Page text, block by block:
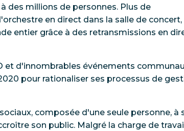
des millions de personnes. Plus de
en direct dans la salle de concert,
entier grâce à des retransmissions en
et d'innombrables événements
pour rationaliser ses processus de
composée d'une seule personne, à
son public. Malgré la charge de